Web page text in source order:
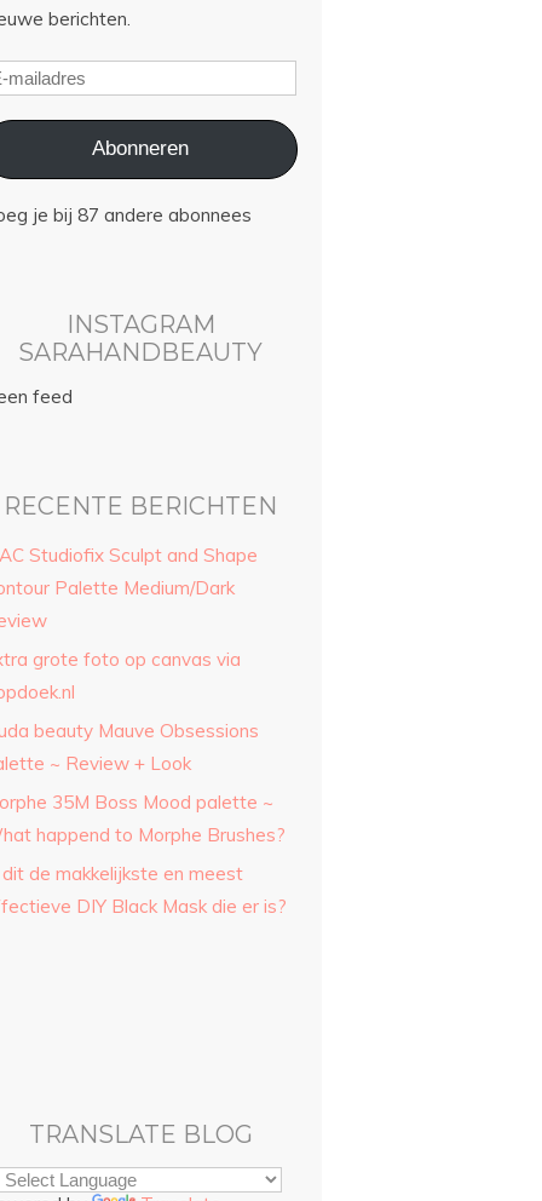
berichten.
Abonneren
je bij 87 andere abonnees
INSTAGRAM
SARAHANDBEAUTY
feed
RECENTE BERICHTEN
Studiofix Sculpt and Shape
Palette Medium/Dark
grote foto op canvas via
beauty Mauve Obsessions
~ Review + Look
35M Boss Mood palette ~
happend to Morphe Brushes?
de makkelijkste en meest
DIY Black Mask die er is?
TRANSLATE BLOG